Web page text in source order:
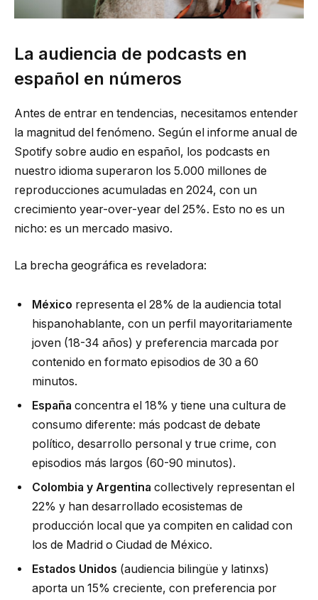
La audiencia de podcasts en
español en números
Antes de entrar en tendencias, necesitamos entender
la magnitud del fenómeno. Según el informe anual de
Spotify sobre audio en español, los podcasts en
nuestro idioma superaron los 5.000 millones de
reproducciones acumuladas en 2024, con un
crecimiento year-over-year del 25%. Esto no es un
nicho: es un mercado masivo.
La brecha geográfica es reveladora:
México representa el 28% de la audiencia total
hispanohablante, con un perfil mayoritariamente
joven (18-34 años) y preferencia marcada por
contenido en formato episodios de 30 a 60
minutos.
España concentra el 18% y tiene una cultura de
consumo diferente: más podcast de debate
político, desarrollo personal y true crime, con
episodios más largos (60-90 minutos).
Colombia y Argentina collectively representan el
22% y han desarrollado ecosistemas de
producción local que ya compiten en calidad con
los de Madrid o Ciudad de México.
Estados Unidos (audiencia bilingüe y latinxs)
aporta un 15% creciente, con preferencia por